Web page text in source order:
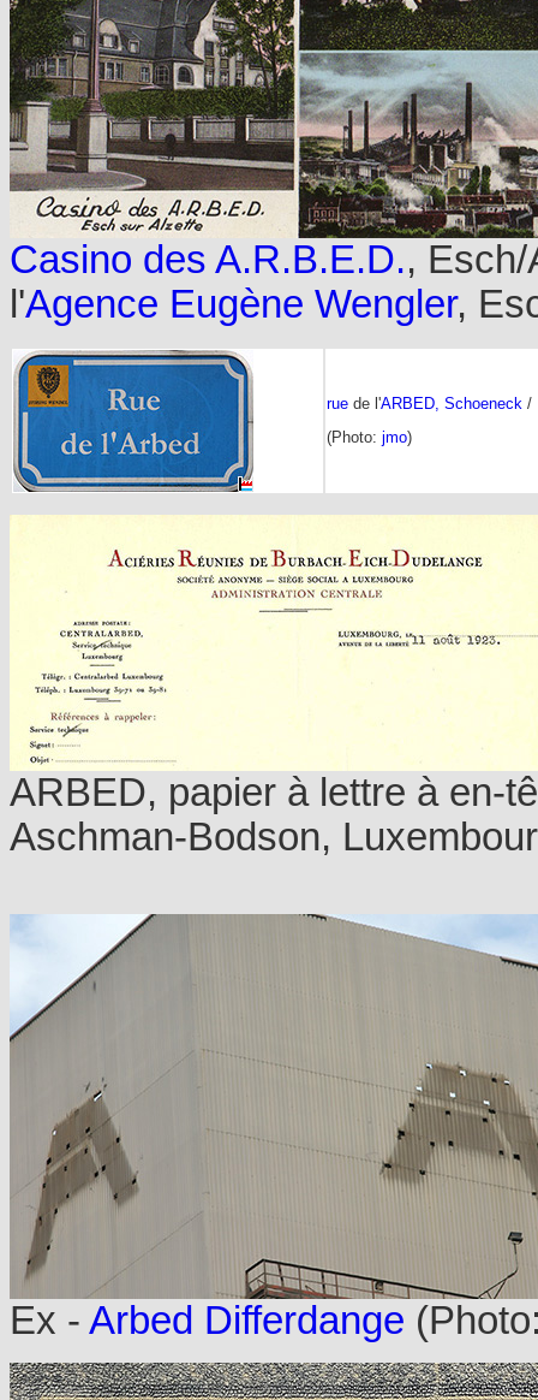
Casino des A.R.B.E.D.,
l'Agence Eugène Wengler,
rue de l'ARBED, Schoeneck /
(Photo: jmo)
ARBED, papier à lettre à en-
Aschman-Bodson,
Ex - Arbed Differdange